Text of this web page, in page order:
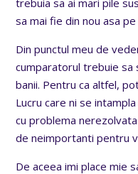
sa mai fie din nou asa
Din punctul meu de
cumparatorul trebuie sa
banii. Pentru ca altfel,
Lucru care ni se
cu problema
de neimportanti pentru
De aceea imi place mie